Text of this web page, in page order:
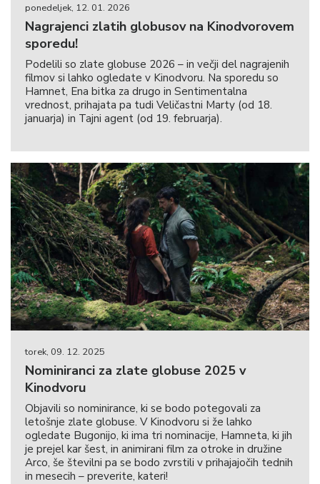
ponedeljek, 12. 01. 2026
Nagrajenci zlatih globusov na Kinodvorovem
sporedu!
Podelili so zlate globuse 2026 – in večji del nagrajenih
filmov si lahko ogledate v Kinodvoru. Na sporedu so
Hamnet, Ena bitka za drugo in Sentimentalna
vrednost, prihajata pa tudi Veličastni Marty (od 18.
januarja) in Tajni agent (od 19. februarja).
torek, 09. 12. 2025
Nominiranci za zlate globuse 2025 v
Kinodvoru
Objavili so nominirance, ki se bodo potegovali za
letošnje zlate globuse. V Kinodvoru si že lahko
ogledate Bugonijo, ki ima tri nominacije, Hamneta, ki jih
je prejel kar šest, in animirani film za otroke in družine
Arco, še številni pa se bodo zvrstili v prihajajočih tednih
in mesecih – preverite, kateri!